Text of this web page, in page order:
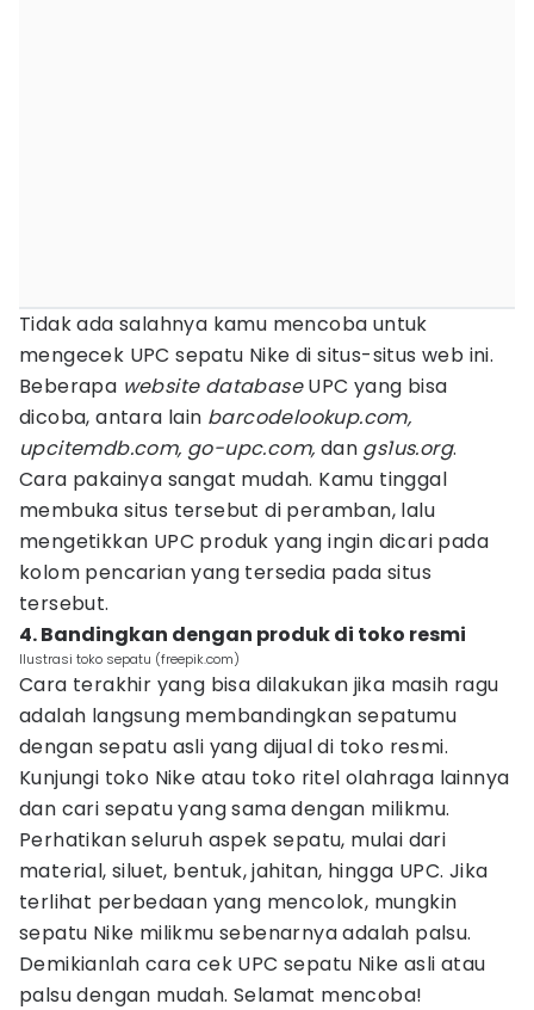
Tidak ada salahnya kamu mencoba untuk
mengecek UPC sepatu Nike di situs-situs web ini.
Beberapa website databaseUPC yang bisa
dicoba, antara lain barcodelookup.com,
upcitemdb.com, go-upc.com, dan gs1us.org.
Cara pakainya sangat mudah. Kamu tinggal
membuka situs tersebut di peramban, lalu
mengetikkan UPC produk yang ingin dicari pada
kolom pencarian yang tersedia pada situs
tersebut.
4. Bandingkan dengan produk di toko resmi
Ilustrasi toko sepatu (freepik.com)
Cara terakhir yang bisa dilakukan jika masih ragu
adalah langsung membandingkan sepatumu
dengan sepatu asli yang dijual di toko resmi.
Kunjungi toko Nike atau toko ritel olahraga lainnya
dan cari sepatu yang sama dengan milikmu.
Perhatikan seluruh aspek sepatu, mulai dari
material, siluet, bentuk, jahitan, hingga UPC. Jika
terlihat perbedaan yang mencolok, mungkin
sepatu Nike milikmu sebenarnya adalah palsu.
Demikianlah cara cek UPC sepatu Nike asli atau
palsu dengan mudah. Selamat mencoba!